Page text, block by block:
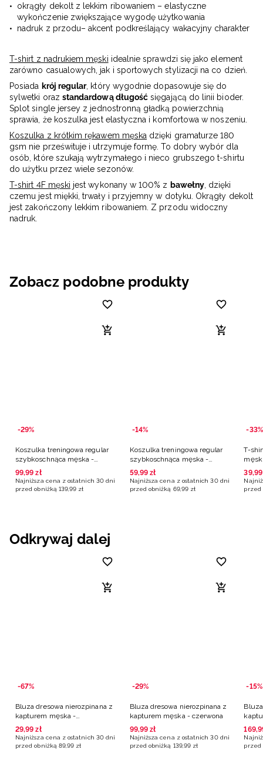
okrągły dekolt z lekkim ribowaniem – elastyczne
wykończenie zwiększające wygodę użytkowania
nadruk z przodu– akcent podkreślający wakacyjny charakter
T-shirt z nadrukiem męski idealnie sprawdzi się jako element
zarówno casualowych, jak i sportowych stylizacji na co dzień.
Posiada krój regular, który wygodnie dopasowuje się do
sylwetki oraz standardową długość sięgającą do linii bioder.
Splot single jersey z jednostronną gładką powierzchnią
sprawia, że koszulka jest elastyczna i komfortowa w noszeniu.
Koszulka z krótkim rękawem męska dzięki gramaturze 180
gsm nie prześwituje i utrzymuje formę. To dobry wybór dla
osób, które szukają wytrzymałego i nieco grubszego t-shirtu
do użytku przez wiele sezonów.
T-shirt 4F męski jest wykonany w 100% z bawełny, dzięki
czemu jest miękki, trwały i przyjemny w dotyku. Okrągły dekolt
jest zakończony lekkim ribowaniem. Z przodu widoczny
nadruk.
Zobacz podobne produkty
-29%
Koszulka treningowa regular
szybkoschnąca męska -
niebieska
99,99 zł
Najniższa cena z ostatnich 30 dni
przed obniżką 139,99 zł
-14%
Koszulka treningowa regular
szybkoschnąca męska -
niebieska
59,99 zł
Najniższa cena z ostatnich 30 dni
przed obniżką 69,99 zł
-33%
T-
39,99
przed
Odkrywaj dalej
-67%
Bluza dresowa nierozpinana z
kapturem męska -
pomarańczowa
29,99 zł
Najniższa cena z ostatnich 30 dni
przed obniżką 89,99 zł
-29%
Bluza dresowa nierozpinana z
kapturem męska - czerwona
99,99 zł
Najniższa cena z ostatnich 30 dni
przed obniżką 139,99 zł
-15%
169,
przed